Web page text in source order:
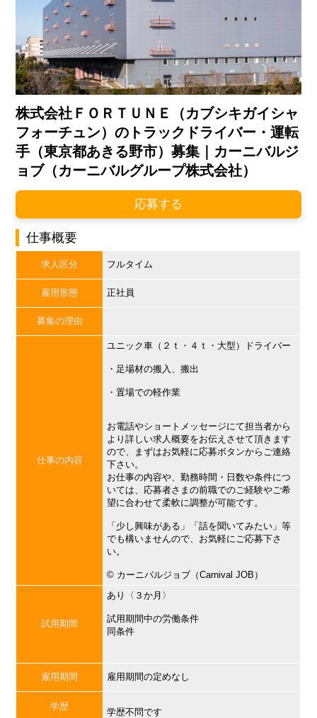
株式会社ＦＯＲＴＵＮＥ（カブシキガイシャ
フォーチュン）のトラックドライバー・運転
手（東京都あきる野市）募集｜カーニバルジ
ョブ（カーニバルグループ株式会社）
応募する
仕事概要
求人区分 フルタイム
雇用形態 正社員
募集の理由
仕事の内容
ユニック車（２ｔ・４ｔ・大型）ドライバー
・足場材の搬入、搬出
・置場での軽作業
お電話やショートメッセージにて担当者から
より詳しい求人概要をお伝えさせて頂きます
ので、まずはお気軽に応募ボタンからご連絡
下さい。
お仕事の内容や、勤務時間・日数や条件につ
いては、応募者さまの前職でのご経験やご希
望に合わせて柔軟に調整が可能です。
「少し興味がある」「話を聞いてみたい」等
でも構いませんので、お気軽にご応募下さ
い。
©︎ カーニバルジョブ（Carnival JOB）
試用期間
あり〈３か月〉
試用期間中の労働条件
同条件
雇用期間 雇用期間の定めなし
学歴
学歴不問です